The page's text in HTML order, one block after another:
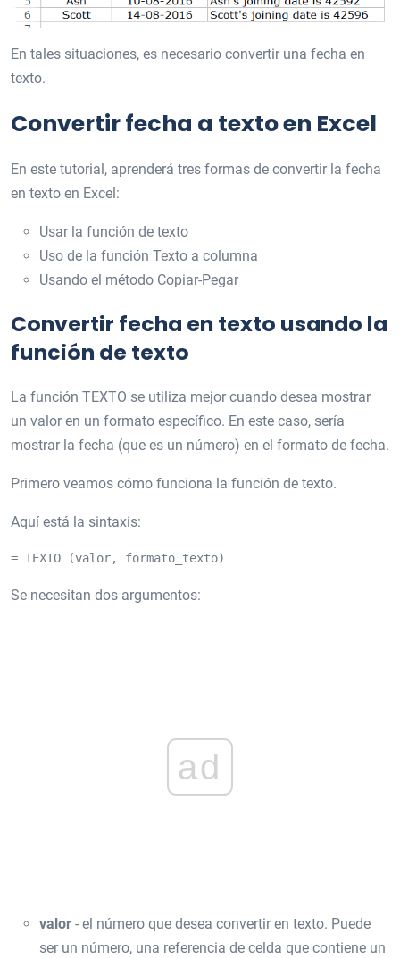
En tales situaciones, es necesario convertir una fecha en
texto.
Convertir fecha a texto en Excel
En este tutorial, aprenderá tres formas de convertir la fecha
en texto en Excel:
Usar la función de texto
Uso de la función Texto a columna
Usando el método Copiar-Pegar
Convertir fecha en texto usando la
función de texto
La función TEXTO se utiliza mejor cuando desea mostrar
un valor en un formato específico. En este caso, sería
mostrar la fecha (que es un número) en el formato de fecha.
Primero veamos cómo funciona la función de texto.
Aquí está la sintaxis:
= TEXTO (valor, formato_texto)
Se necesitan dos argumentos:
ad
valor - el número que desea convertir en texto. Puede
ser un número, una referencia de celda que contiene un